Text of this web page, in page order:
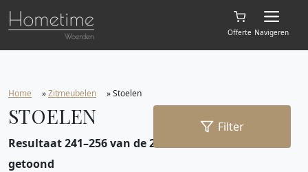
Offerte Navigeren
Home »Zitmeubelen »Stoelen
STOELEN
Filter
Resultaat 241–256 van de 287 resultaten wordt
getoond